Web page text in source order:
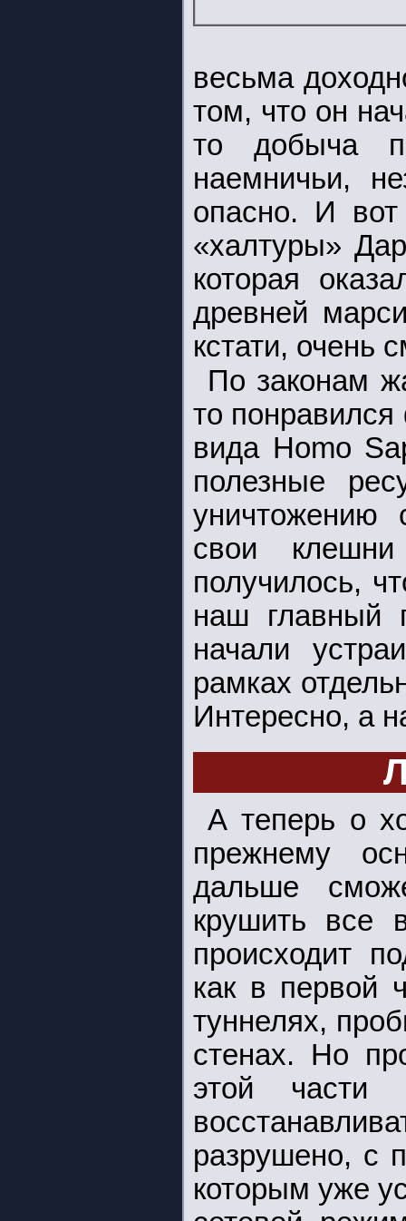
весьма
том, что он
то добыча
наемничьи,
опасно. И
«халтуры»
которая
древней
кстати, очень
По законам
то
вида Homo
полезные
уничтожению
свои
получилось,
наш главный
начали
рамках
Интересно, а
А теперь о
прежнему
дальше
крушить все
происходит
как в первой
туннелях,
стенах. Но
этой части
разрушено, с
которым уже